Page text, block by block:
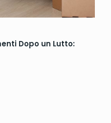
Dopo un Lutto: